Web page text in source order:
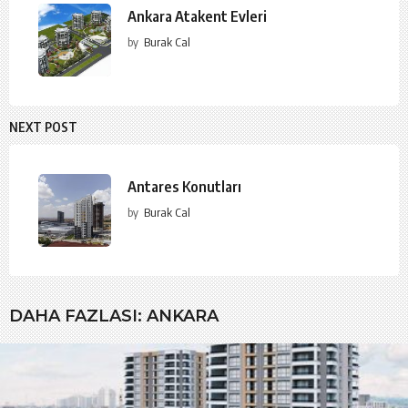
Ankara Atakent Evleri
by Burak Cal
NEXT POST
Antares Konutları
by Burak Cal
DAHA FAZLASI:ANKARA